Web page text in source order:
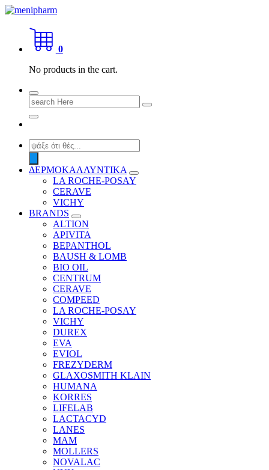
Skip
content
shop 2 easily
0
No products in the cart.
Search
for:
Products
search
ΔΕΡΜΟΚΑΛΛΥΝΤΙΚΑ
LA ROCHE-POSAY
CERAVE
VICHY
BRANDS
ALTION
APIVITA
BEPANTHOL
BAUSH & LOMB
BIO OIL
CENTRUM
CERAVE
COMPEED
LA ROCHE-POSAY
VICHY
DUREX
EVA
EVIOL
FREZYDERM
GLAXOSMITH KLAIN
HUMANA
KORRES
LIFELAB
LACTACYD
LANES
MAM
MOLLERS
NOVALAC